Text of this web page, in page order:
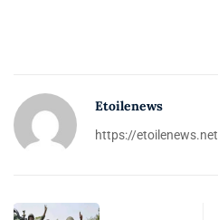
Etoilenews
https://etoilenews.net